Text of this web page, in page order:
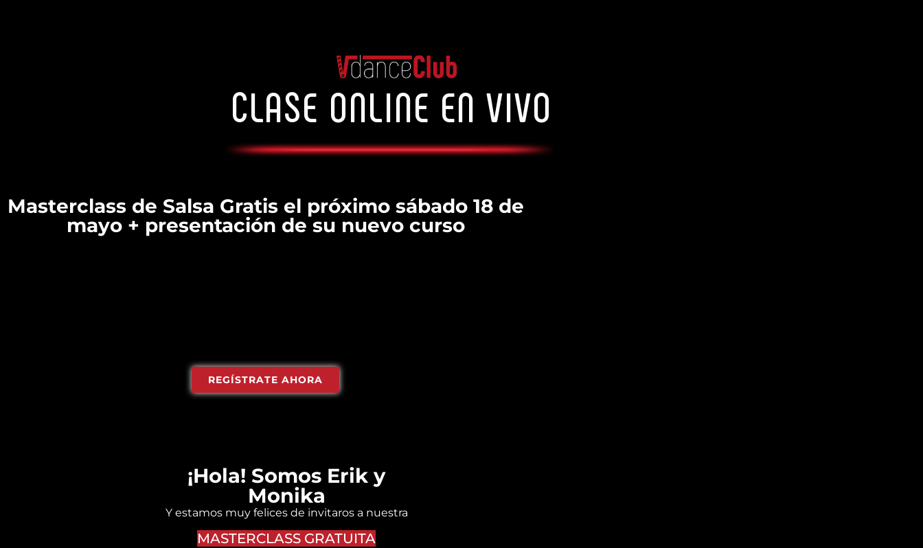
CLASE ONLINE EN VIVO
Masterclass de Salsa Gratis el próximo sábado 18 de
mayo + presentación de su nuevo curso
REGÍSTRATE AHORA
¡Hola! Somos Erik y
Monika
Y estamos muy felices de invitaros a nuestra
MASTERCLASS GRATUITA